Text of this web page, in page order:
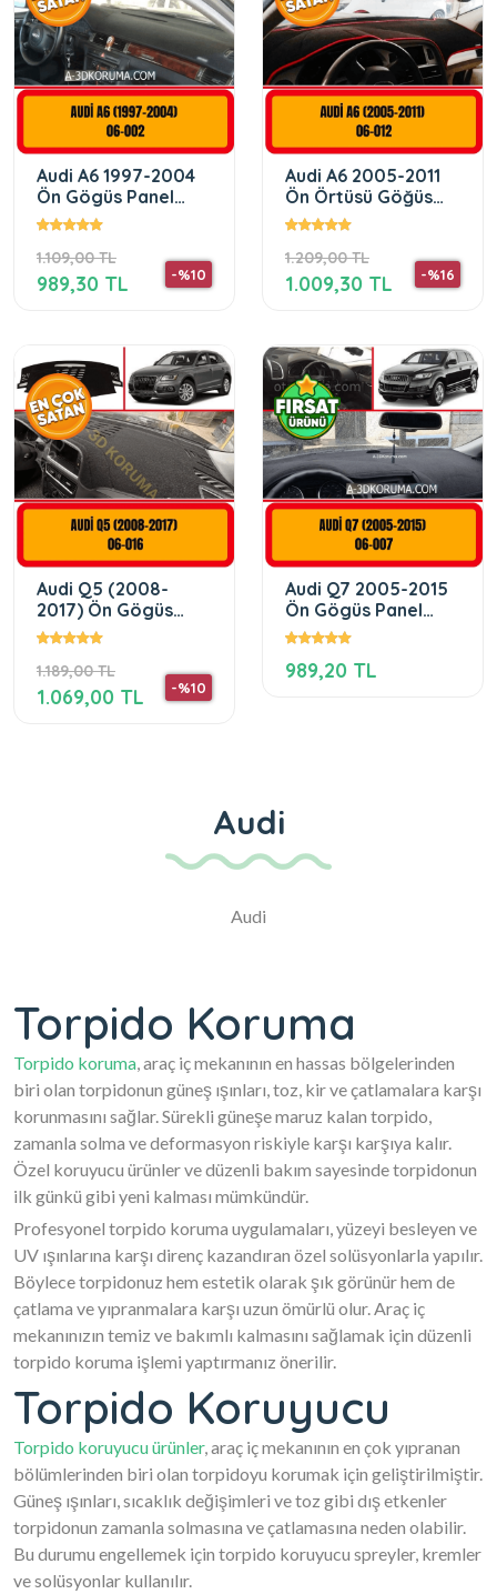
Audi A6 1997-2004
Ön Gögüs Panel
Torpido Koruma
1.109,00 TL
-%10
989,30 TL
Audi A6 2005-2011
Ön Örtüsü Göğüs
Panel Torpido
Kılıfı
1.209,00 TL
-%16
1.009,30 TL
Audi Q5 (2008-
2017) Ön Gögüs
Panel Torpido
Kilifi Halisi
1.189,00 TL
-%10
1.069,00 TL
Audi Q7 2005-2015
Ön Gögüs Panel
Torpido Koruma
989,20 TL
Audi
Audi
Torpido Koruma
Torpido koruma, araç iç mekanının en hassas bölgelerinden
biri olan torpidonun güneş ışınları, toz, kir ve çatlamalara karşı
korunmasını sağlar. Sürekli güneşe maruz kalan torpido,
zamanla solma ve deformasyon riskiyle karşı karşıya kalır.
Özel koruyucu ürünler ve düzenli bakım sayesinde torpidonun
ilk günkü gibi yeni kalması mümkündür.
Profesyonel torpido koruma uygulamaları, yüzeyi besleyen ve
UV ışınlarına karşı direnç kazandıran özel solüsyonlarla yapılır.
Böylece torpidonuz hem estetik olarak şık görünür hem de
çatlama ve yıpranmalara karşı uzun ömürlü olur. Araç iç
mekanınızın temiz ve bakımlı kalmasını sağlamak için düzenli
torpido koruma işlemi yaptırmanız önerilir.
Torpido Koruyucu
Torpido koruyucu ürünler, araç iç mekanının en çok yıpranan
bölümlerinden biri olan torpidoyu korumak için geliştirilmiştir.
Güneş ışınları, sıcaklık değişimleri ve toz gibi dış etkenler
torpidonun zamanla solmasına ve çatlamasına neden olabilir.
Bu durumu engellemek için torpido koruyucu spreyler, kremler
ve solüsyonlar kullanılır.